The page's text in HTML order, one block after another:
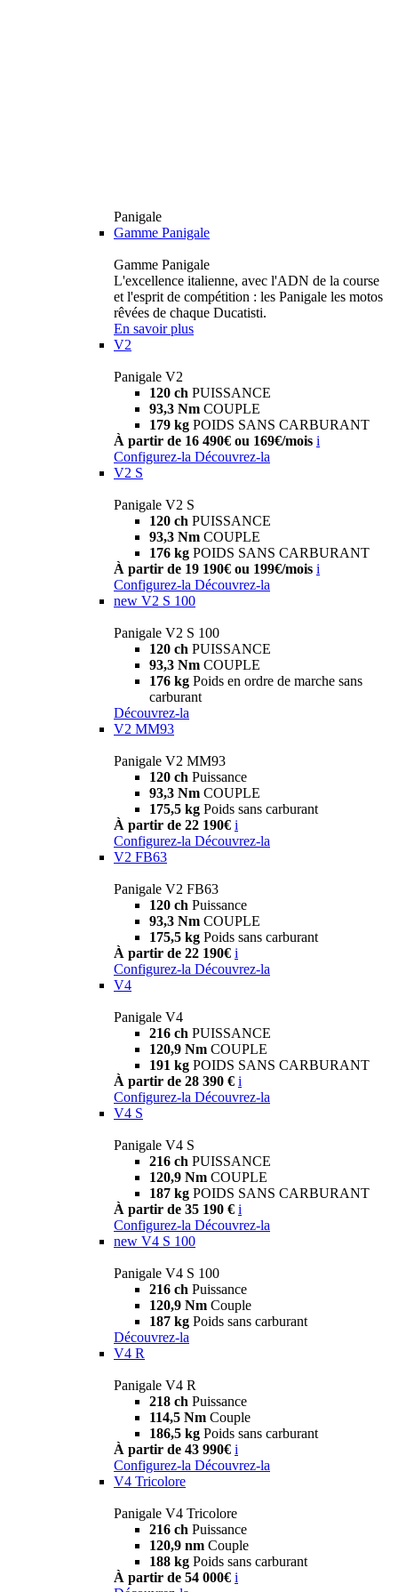
Panigale
Gamme Panigale
Gamme Panigale
L'excellence italienne, avec l'ADN de la course
et l'esprit de compétition : les Panigale les motos
rêvées de chaque Ducatisti.
En savoir plus
V2
Panigale V2
120 ch PUISSANCE
93,3 Nm COUPLE
179 kg POIDS SANS CARBURANT
À partir de 16 490€ ou 169€/mois i
Configurez-la Découvrez-la
V2 S
Panigale V2 S
120 ch PUISSANCE
93,3 Nm COUPLE
176 kg POIDS SANS CARBURANT
À partir de 19 190€ ou 199€/mois i
Configurez-la Découvrez-la
new V2 S 100
Panigale V2 S 100
120 ch PUISSANCE
93,3 Nm COUPLE
176 kg Poids en ordre de marche sans
carburant
Découvrez-la
V2 MM93
Panigale V2 MM93
120 ch Puissance
93,3 Nm COUPLE
175,5 kg Poids sans carburant
À partir de 22 190€ i
Configurez-la Découvrez-la
V2 FB63
Panigale V2 FB63
120 ch Puissance
93,3 Nm COUPLE
175,5 kg Poids sans carburant
À partir de 22 190€ i
Configurez-la Découvrez-la
V4
Panigale V4
216 ch PUISSANCE
120,9 Nm COUPLE
191 kg POIDS SANS CARBURANT
À partir de 28 390 € i
Configurez-la Découvrez-la
V4 S
Panigale V4 S
216 ch PUISSANCE
120,9 Nm COUPLE
187 kg POIDS SANS CARBURANT
À partir de 35 190 € i
Configurez-la Découvrez-la
new V4 S 100
Panigale V4 S 100
216 ch Puissance
120,9 Nm Couple
187 kg Poids sans carburant
Découvrez-la
V4 R
Panigale V4 R
218 ch Puissance
114,5 Nm Couple
186,5 kg Poids sans carburant
À partir de 43 990€ i
Configurez-la Découvrez-la
V4 Tricolore
Panigale V4 Tricolore
216 ch Puissance
120,9 nm Couple
188 kg Poids sans carburant
À partir de 54 000€ i